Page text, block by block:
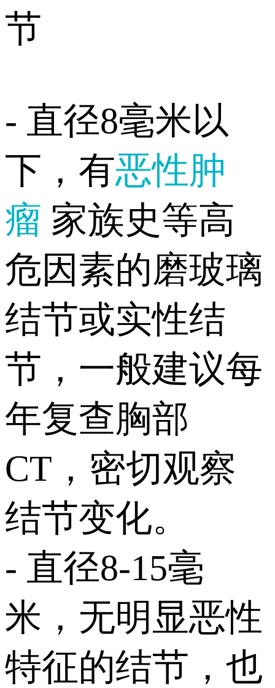
节
- 直径8毫米以
下，有恶性肿
瘤 家族史等高
危因素的磨玻璃
结节或实性结
节，一般建议每
年复查胸部
CT，密切观察
结节变化。
- 直径8-15毫
米，无明显恶性
特征的结节，也